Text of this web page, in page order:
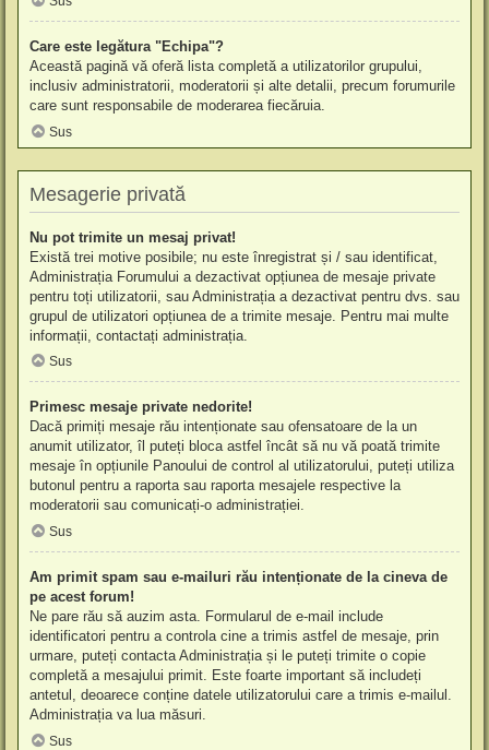
Care este legătura "Echipa"?
Această pagină vă oferă lista completă a utilizatorilor grupului,
inclusiv administratorii, moderatorii și alte detalii, precum forumurile
care sunt responsabile de moderarea fiecăruia.
Sus
Mesagerie privată
Nu pot trimite un mesaj privat!
Există trei motive posibile; nu este înregistrat și / sau identificat,
Administrația Forumului a dezactivat opțiunea de mesaje private
pentru toți utilizatorii, sau Administrația a dezactivat pentru dvs. sau
grupul de utilizatori opțiunea de a trimite mesaje. Pentru mai multe
informații, contactați administrația.
Sus
Primesc mesaje private nedorite!
Dacă primiți mesaje rău intenționate sau ofensatoare de la un
anumit utilizator, îl puteți bloca astfel încât să nu vă poată trimite
mesaje în opțiunile Panoului de control al utilizatorului, puteți utiliza
butonul pentru a raporta sau raporta mesajele respective la
moderatorii sau comunicați-o administrației.
Sus
Am primit spam sau e-mailuri rău intenționate de la cineva de
pe acest forum!
Ne pare rău să auzim asta. Formularul de e-mail include
identificatori pentru a controla cine a trimis astfel de mesaje, prin
urmare, puteți contacta Administrația și le puteți trimite o copie
completă a mesajului primit. Este foarte important să includeți
antetul, deoarece conține datele utilizatorului care a trimis e-mailul.
Administrația va lua măsuri.
Sus